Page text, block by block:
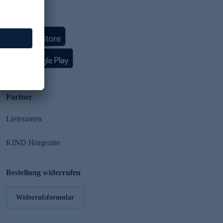
Partner
Lieferanten
KIND Hörgeräte
Bestellung widerrufen
Widerrufsformular